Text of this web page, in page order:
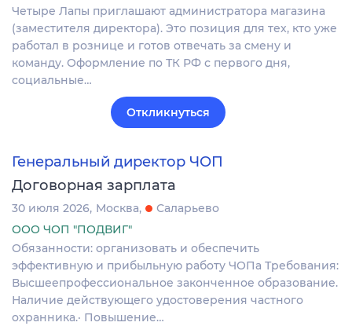
Четыре Лапы приглашают администратора магазина
(заместителя директора). Это позиция для тех, кто уже
работал в рознице и готов отвечать за смену и
команду. Оформление по ТК РФ с первого дня,
социальные…
Откликнуться
Генеральный директор ЧОП
Договорная зарплата
30 июля 2026 Москва
Саларьево
ООО ЧОП "ПОДВИГ"
Обязанности: организовать и обеспечить
эффективную и прибыльную работу ЧОПа Требования:
Высшеепрофессиональное законченное образование.
Наличие действующего удостоверения частного
охранника.· Повышение…